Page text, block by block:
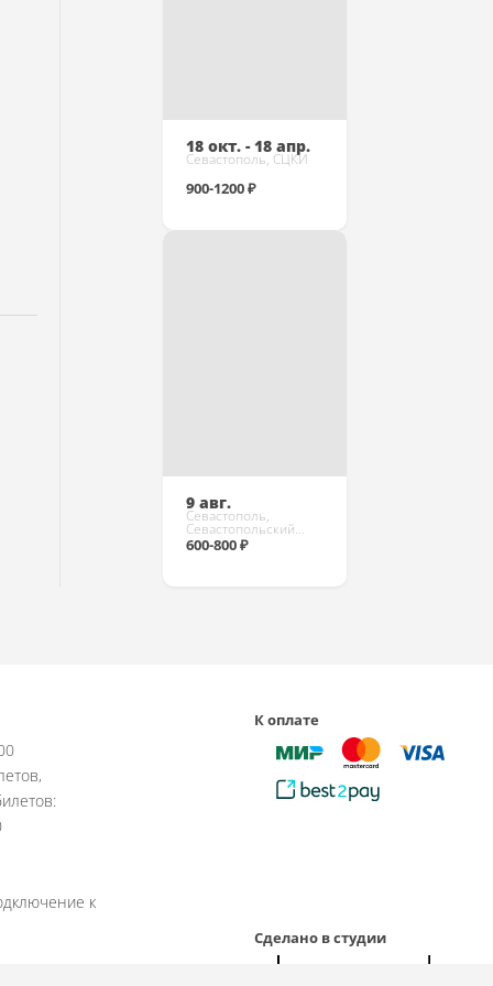
18 окт. - 18 апр.
Севастополь, СЦКИ
900-1200 ₽
9 авг.
Севастополь,
Севастопольский
театр юного зрителя
(СевТЮЗ)
600-800 ₽
к
К оплате
Сделано в студии